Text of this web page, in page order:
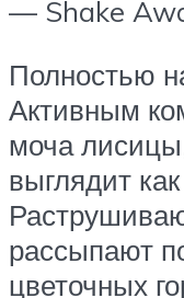
— Shake
Полностью
Активным
моча
выглядит
рассыпают
цветочных